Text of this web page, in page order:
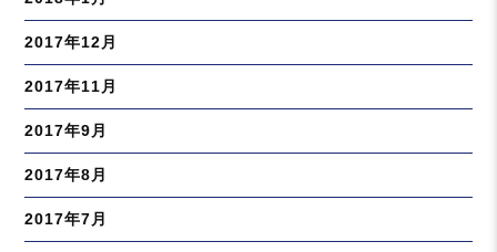
2017年12月
2017年11月
2017年9月
2017年8月
2017年7月